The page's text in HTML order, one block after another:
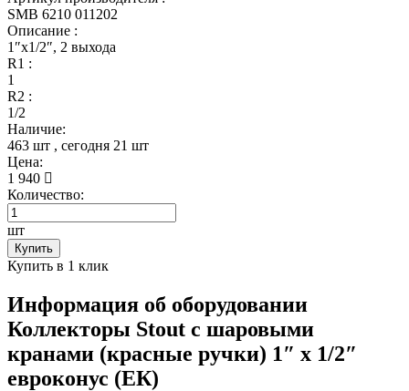
SMB 6210 011202
Описание :
1″x1/2″, 2 выхода
R1 :
1
R2 :
1/2
Наличие:
463 шт , сегодня 21 шт
Цена:
1 940
Количество:
шт
Купить
Купить в 1 клик
Информация об оборудовании
Коллекторы Stout с шаровыми
кранами (красные ручки) 1″ x 1/2″
евроконус (ЕК)